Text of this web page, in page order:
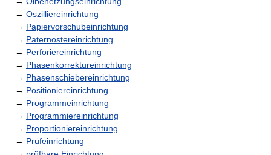
→ Oszilliereinrichtung
→ Papiervorschubeinrichtung
→ Paternostereinrichtung
→ Perforiereinrichtung
→ Phasenkorrektureinrichtung
→ Phasenschiebereinrichtung
→ Positioniereinrichtung
→ Programmeinrichtung
→ Programmiereinrichtung
→ Proportioniereinrichtung
→ Prüfeinrichtung